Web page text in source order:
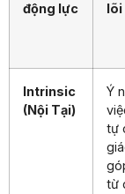
động lực
lõi
Intrinsic
(Nội Tại)
Ý
tự
từ